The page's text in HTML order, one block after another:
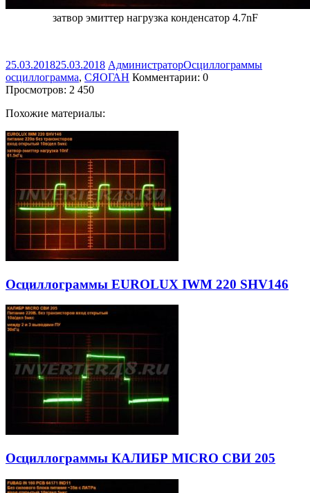
затвор эмиттер нагрузка конденсатор 4.7nF
25.03.201825.03.2018 АдминистраторОсциллограммы
осциллограмма, СЯОГАН Комментарии: 0
Просмотров: 2 450
Похожие материалы:
Осциллограммы EUROLUX IWM 220 SHV146
Осциллограммы КАЛИБР MICRO СВИ 205